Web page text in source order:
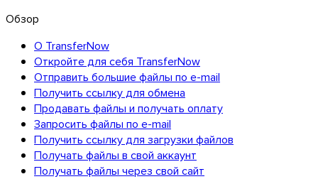
Outlook
Обзор
О TransferNow
Откройте для себя TransferNow
Отправить большие файлы по e-mail
Получить ссылку для обмена
Продавать файлы и получать оплату
Запросить файлы по e-mail
Получить ссылку для загрузки файлов
Получать файлы в свой аккаунт
Получать файлы через свой сайт